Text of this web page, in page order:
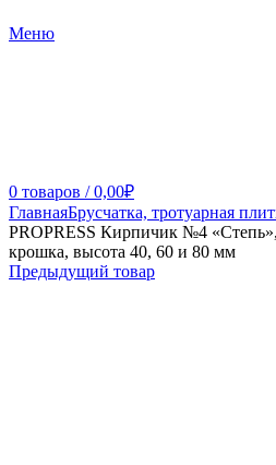
Меню
0 товаров / 0,00₽
ГлавнаяБрусчатка, тротуарная
PROPRESS Кирпичик №4
крошка, высота 40, 60 и 80 мм
Предыдущий товар